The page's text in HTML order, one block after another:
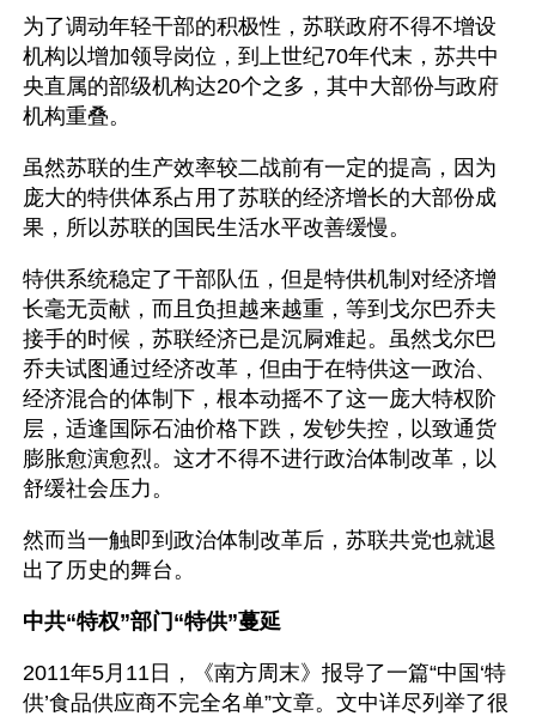
为了调动年轻干部的积极性，苏联政府不得不增设
机构以增加领导岗位，到上世纪70年代末，苏共中
央直属的部级机构达20个之多，其中大部份与政府
机构重叠。
虽然苏联的生产效率较二战前有一定的提高，因为
庞大的特供体系占用了苏联的经济增长的大部份成
果，所以苏联的国民生活水平改善缓慢。
特供系统稳定了干部队伍，但是特供机制对经济增
长毫无贡献，而且负担越来越重，等到戈尔巴乔夫
接手的时候，苏联经济已是沉屙难起。虽然戈尔巴
乔夫试图通过经济改革，但由于在特供这一政治、
经济混合的体制下，根本动摇不了这一庞大特权阶
层，适逢国际石油价格下跌，发钞失控，以致通货
膨胀愈演愈烈。这才不得不进行政治体制改革，以
舒缓社会压力。
然而当一触即到政治体制改革后，苏联共党也就退
出了历史的舞台。
中共“特权”部门“特供”蔓延
2011年5月11日，《南方周末》报导了一篇“中国‘特
供’食品供应商不完全名单”文章。文中详尽列举了很